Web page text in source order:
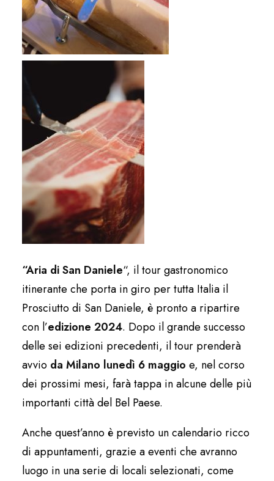
“Aria di San Daniele“, il tour gastronomico
itinerante che porta in giro per tutta Italia il
Prosciutto di San Daniele, è pronto a ripartire
con l’edizione 2024. Dopo il grande successo
delle sei edizioni precedenti, il tour prenderà
avvio da Milano lunedì 6 maggio e, nel corso
dei prossimi mesi, farà tappa in alcune delle più
importanti città del Bel Paese.
Anche quest’anno è previsto un calendario ricco
di appuntamenti, grazie a eventi che avranno
luogo in una serie di locali selezionati, come